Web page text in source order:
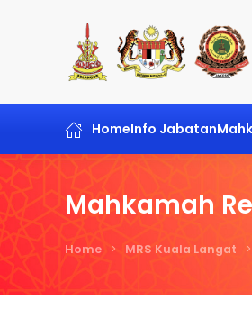
Skip to main content
HomeInfo Jabatan
Mahkamah
Home MRS Kuala Langat